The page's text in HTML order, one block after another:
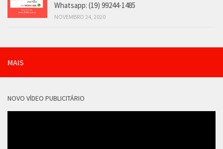
Whatsapp: (19) 99244-1485
NOVEMBRO 24, 2020
MAIS
NOVO VÍDEO PUBLICITÁRIO